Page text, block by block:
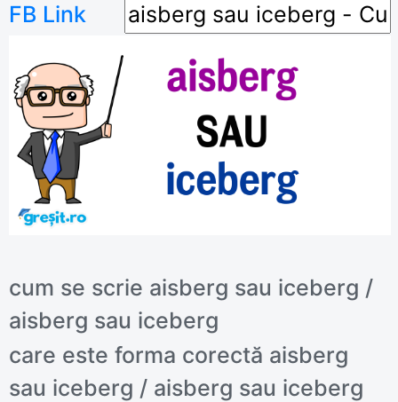
FB Link
cum se scrie aisberg sau iceberg /
aisberg sau iceberg
care este forma corectă aisberg
sau iceberg / aisberg sau iceberg